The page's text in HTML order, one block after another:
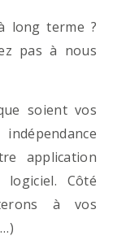
long terme ?
pas à nous
soient vos
application
Côté
à vos